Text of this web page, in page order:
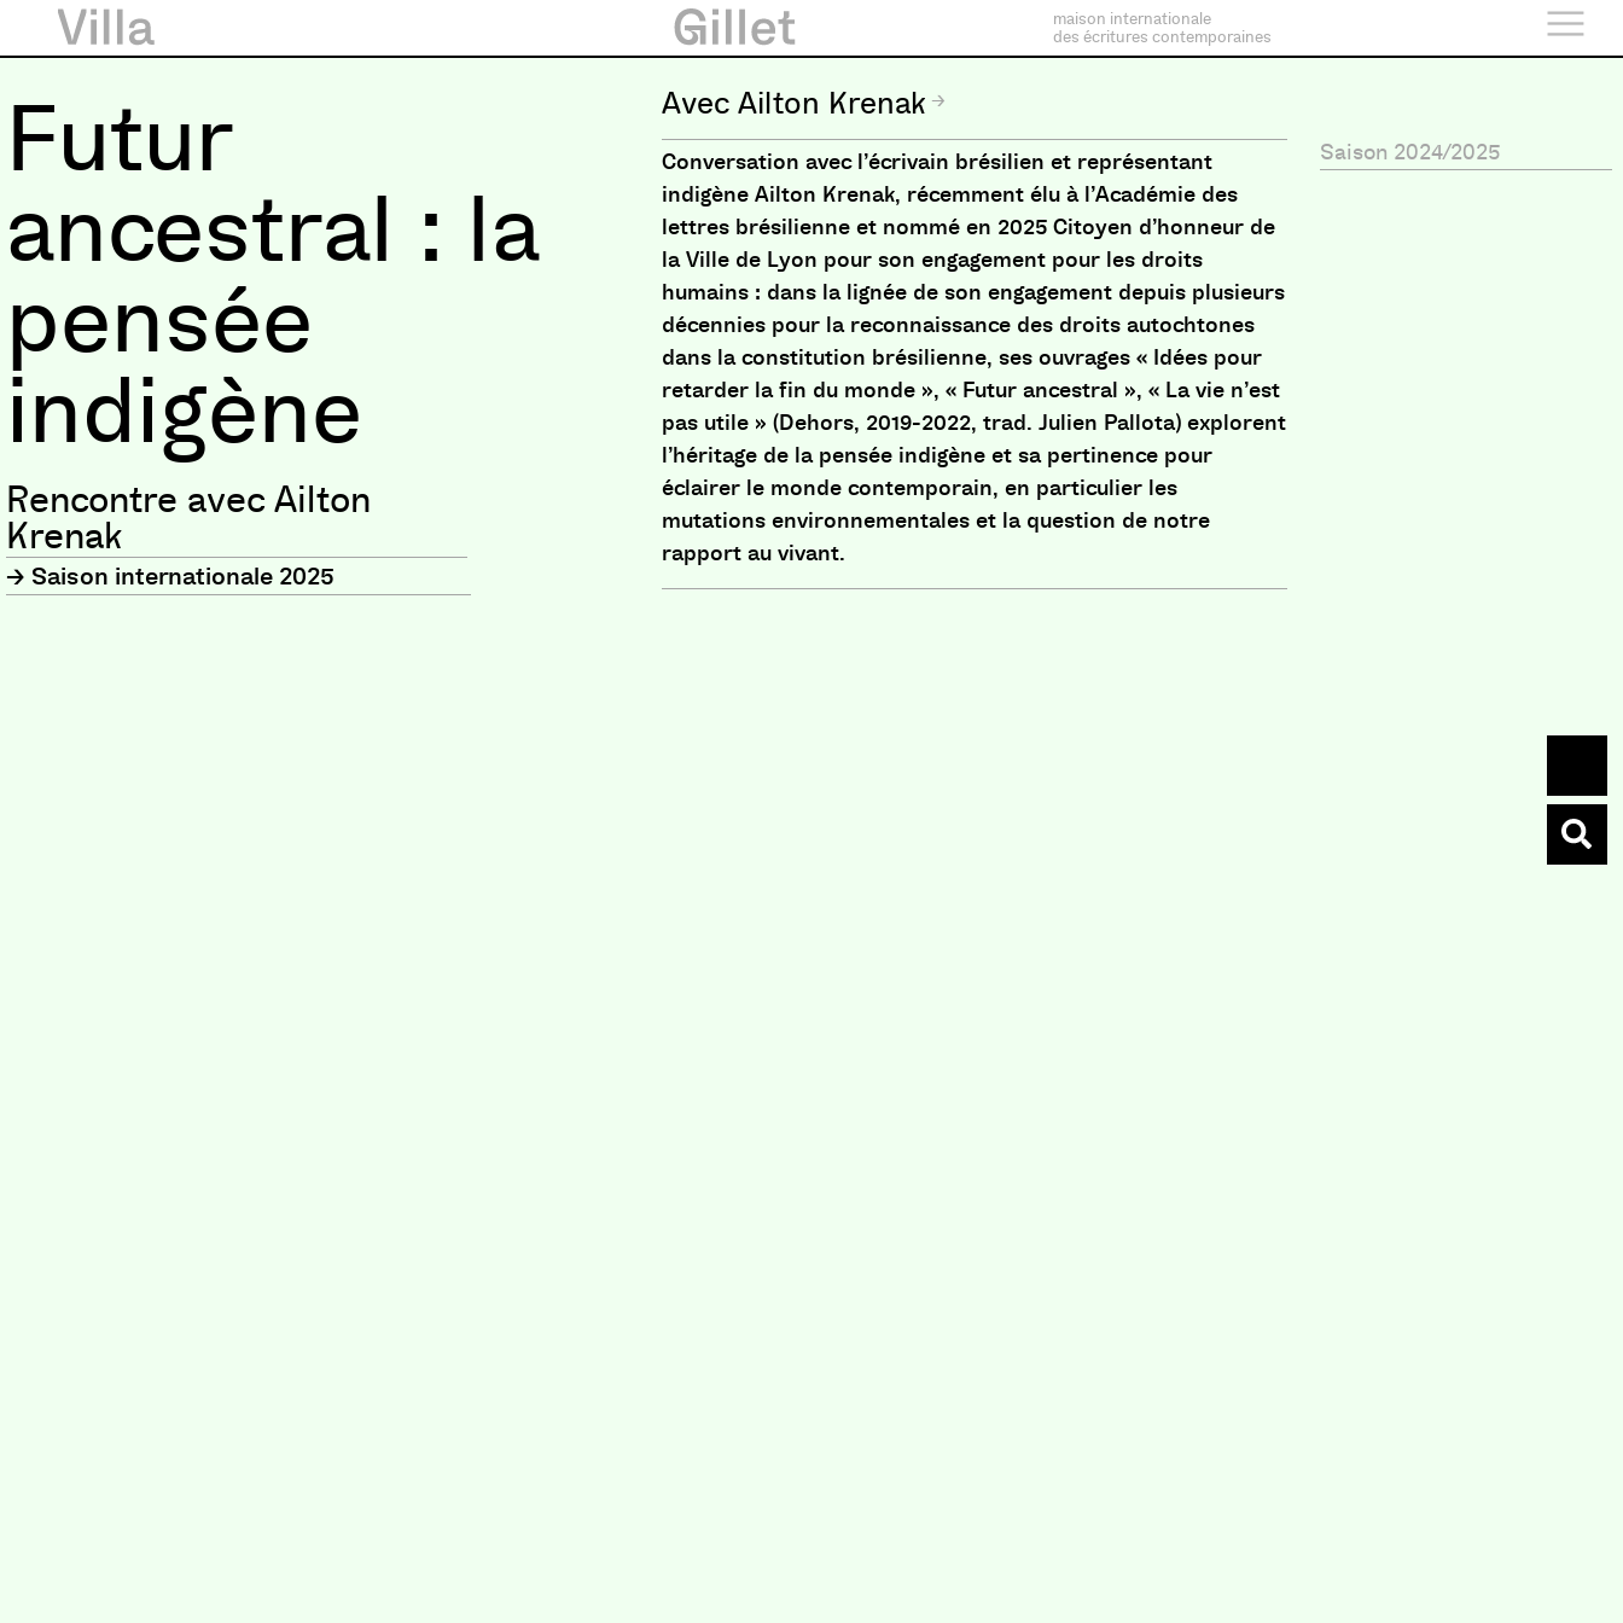
maison internationale
des écritures contemporaines
Futur
ancestral : la
pensée
indigène
Rencontre avec Ailton
Krenak
Saison internationale 2025
Ailton Krenak
Conversation avec l’écrivain brésilien et représentant
indigène Ailton Krenak, récemment élu à l’Académie des
lettres brésilienne et nommé en 2025 Citoyen d’honneur de
la Ville de Lyon pour son engagement pour les droits
humains : dans la lignée de son engagement depuis plusieurs
décennies pour la reconnaissance des droits autochtones
dans la constitution brésilienne, ses ouvrages « Idées pour
retarder la fin du monde », « Futur ancestral », « La vie n’est
pas utile » (Dehors, 2019-2022, trad. Julien Pallota) explorent
l’héritage de la pensée indigène et sa pertinence pour
éclairer le monde contemporain, en particulier les
mutations environnementales et la question de notre
rapport au vivant.
Saison 2024/2025